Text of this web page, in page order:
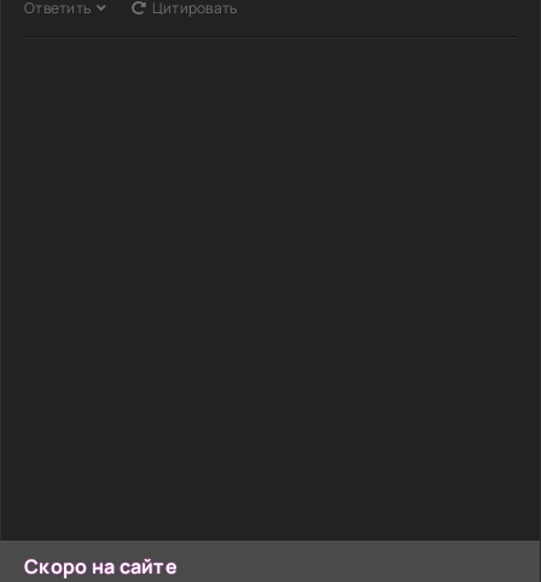
Скоро на сайте
Ответить Цитировать